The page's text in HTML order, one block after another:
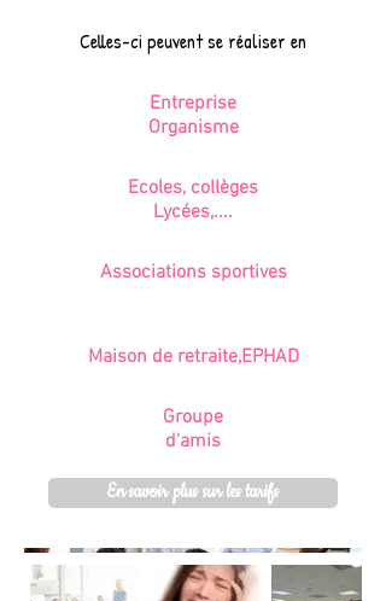
Celles-ci peuvent se réaliser en
Entreprise
Organisme
Ecoles, collèges
Lycées,....
Associations sportives
Maison de retraite,EPHAD
Groupe
d'amis
En savoir plus sur les tarifs